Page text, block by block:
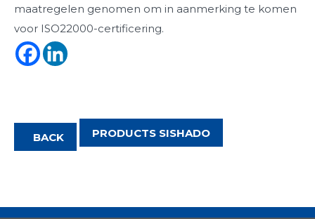
maatregelen genomen om in aanmerking te komen
voor ISO22000-certificering.
BACK PRODUCTS SISHADO